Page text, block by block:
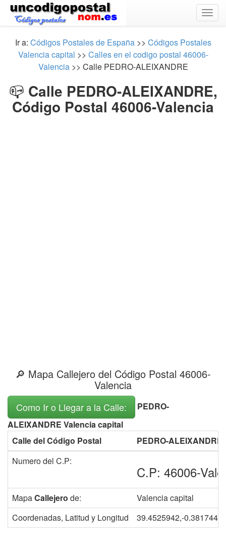
Ir a: Códigos Postales de España>> Códigos Postales
Valencia capital >> Calles en el codigo postal 46006-
Valencia>> Calle PEDRO-ALEIXANDRE
📪 Calle PEDRO-ALEIXANDRE,
Código Postal 46006-Valencia
🔎 Mapa Callejero del Código Postal 46006-
Valencia
Como Ir o Llegar a la Calle:
PEDRO-
ALEIXANDRE Valencia capital
Calle del Código Postal
PEDRO-ALEIXANDRE
Numero del C.P:
C.P: 46006-
MapaCallejero de:
Valencia capital
Coordenadas, Latitud y Longitud
39.4525942,-0.3817448